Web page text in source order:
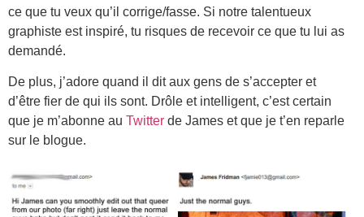
ce que tu veux qu’il corrige/fasse. Si notre talentueux
graphiste est inspiré, tu risques de recevoir ce que tu lui as
demandé.
De plus, j’adore quand il dit aux gens de s’accepter et
d’être fier de qui ils sont. Drôle et intelligent, c’est certain
que je m’abonne au Twitter de James et que je t’en reparle
sur le blogue.